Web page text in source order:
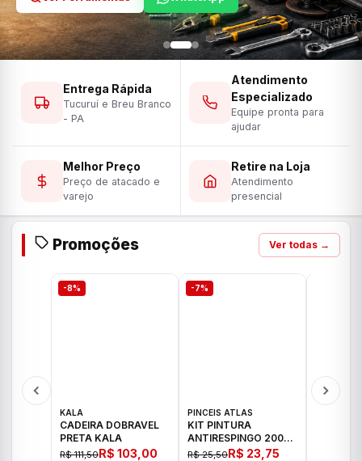
Entrega Rápida
Tucuruí e Breu Branco
- PA
Atendimento
Especializado
Equipe pronta para
ajudar
Melhor Preço
Preço de atacado e
varejo
Retire na Loja
Atendimento
presencial
Promoções Ver todas →
-8%
KALA
CADEIRA DOBRAVEL
PRETA KALA
R$ 111,50R$ 103,00
-7%
PINCEIS ATLAS
KIT PINTURA
ANTIRESPINGO 2003
ATLAS 03 PCS
R$ 25,50R$ 23,75